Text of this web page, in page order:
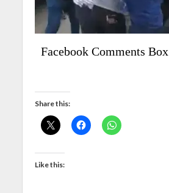
Facebook Comments Box
Share this:
Like this: